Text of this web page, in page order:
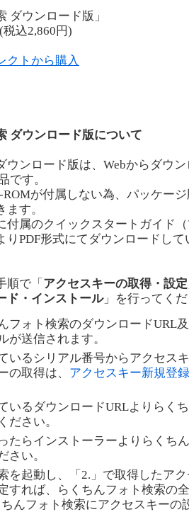
ダウンロード版」
込2,860円)
クトから購入
ダウンロード版について
ウンロード版は、Webからダウ
です。
が付属しない為、パッケー
す。
付属のクイックスタートガイド
りPDF形式にてダウンロードし
順で「 アクセスキーの取得・設定
ド・インストール」を行ってく
フォト検索のダウンロードURL
が送信されます。
いるシリアル番号からアクセス
の取得は、 アクセスキー新規登
いるダウンロードURLよりらく
ださい。
たらインストーラーよりらくち
さい。
を起動し、「2.」で取得したア
すれば、らくちんフォト検索の
んフォト検索にアクセスキーの